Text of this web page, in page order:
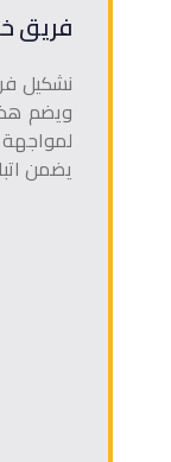
فريق
نشكيل
ويضم
يضمن